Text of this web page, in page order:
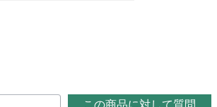
この商品に対して質問